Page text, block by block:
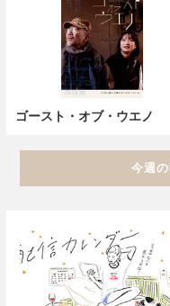
ゴースト・オブ・ウエノ
今週